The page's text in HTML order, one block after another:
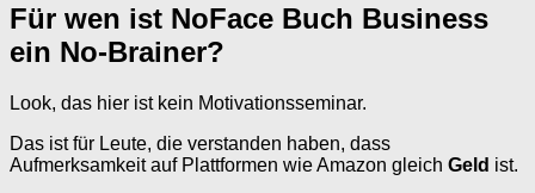
Für wen ist NoFace Buch Business
ein No-Brainer?
Look, das hier ist kein Motivationsseminar.
Das ist für Leute, die verstanden haben, dass
Aufmerksamkeit auf Plattformen wie Amazon gleich Geld ist.